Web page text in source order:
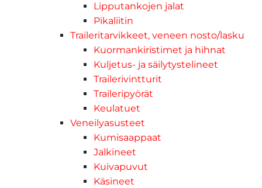
Lipputankojen jalat
Pikaliitin
Traileritarvikkeet, veneen nosto/lasku
Kuormankiristimet ja hihnat
Kuljetus- ja säilytystelineet
Trailerivintturit
Traileripyörät
Keulatuet
Veneilyasusteet
Kumisaappaat
Jalkineet
Kuivapuvut
Käsineet